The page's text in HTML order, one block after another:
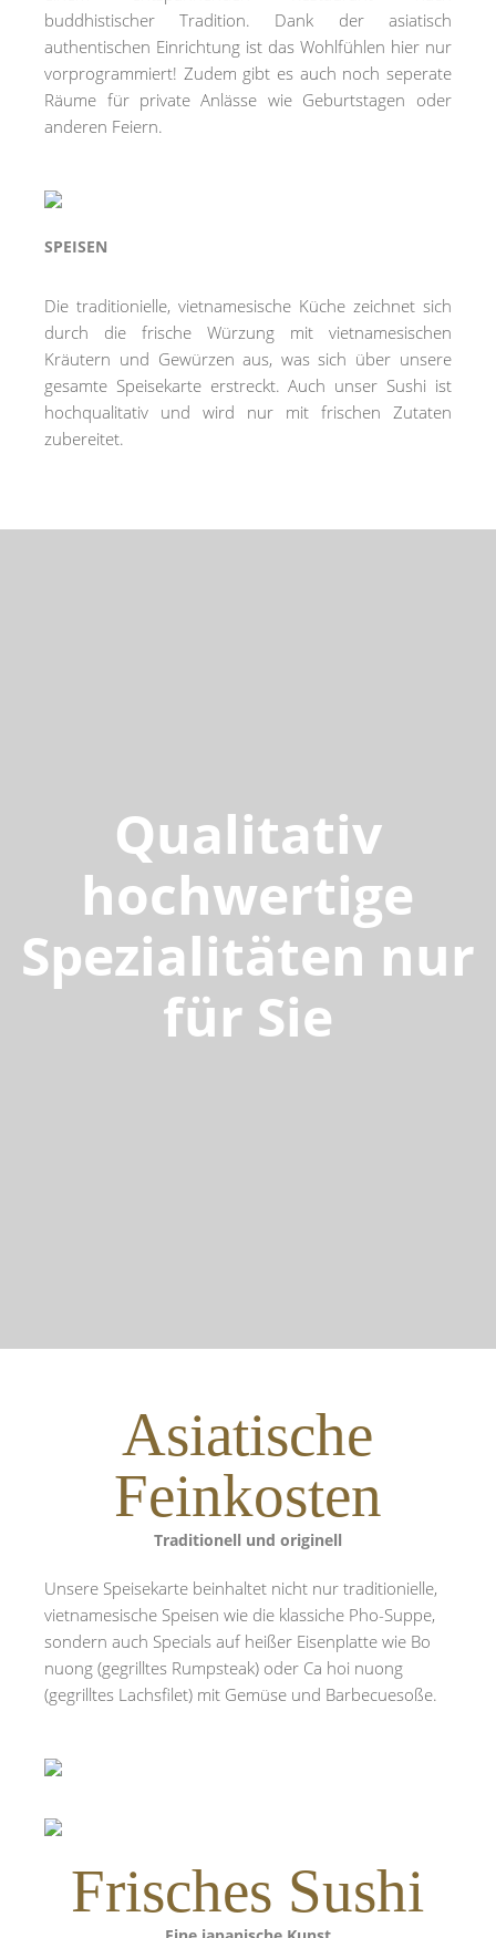
buddhistischer Tradition. Dank der asiatisch
authentischen Einrichtung ist das Wohlfühlen hier nur
vorprogrammiert! Zudem gibt es auch noch seperate
Räume für private Anlässe wie Geburtstagen oder
anderen Feiern.
SPEISEN
Die traditionielle, vietnamesische Küche zeichnet sich
durch die frische Würzung mit vietnamesischen
Kräutern und Gewürzen aus, was sich über unsere
gesamte Speisekarte erstreckt. Auch unser Sushi ist
hochqualitativ und wird nur mit frischen Zutaten
zubereitet.
Qualitativ
hochwertige
Spezialitäten nur
für Sie
Asiatische
Feinkosten
Traditionell und originell
Unsere Speisekarte beinhaltet nicht nur traditionielle,
vietnamesische Speisen wie die klassiche Pho-Suppe,
sondern auch Specials auf heißer Eisenplatte wie Bo
nuong (gegrilltes Rumpsteak) oder Ca hoi nuong
(gegrilltes Lachsfilet) mit Gemüse und Barbecuesoße.
Frisches Sushi